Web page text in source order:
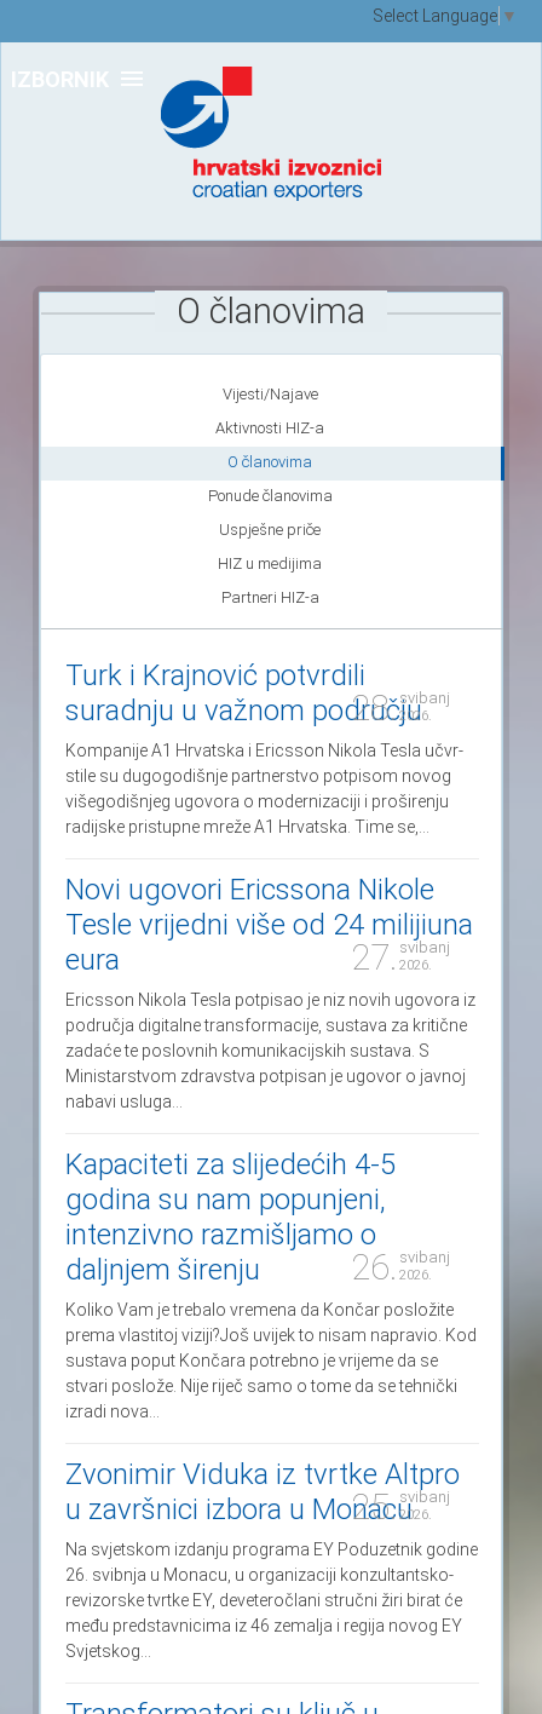
IZBORNIK
Select Language ▼
O članovima
Vijesti/Najave
Aktivnosti HIZ-a
O članovima
Ponude članovima
Uspješne priče
HIZ u medijima
Partneri HIZ-a
28.svibanj
2026.
Turk i Krajnović potvrdili
suradnju u važnom području
Kompa­nije A1 Hrvat­ska i Eric­sson Nikola Tesla učvr­
stile su dugo­go­diš­nje part­ner­stvo pot­pi­som novog
više­go­diš­njeg ugo­vora o moder­ni­za­ciji i pro­ši­re­nju
radij­ske pris­tupne mreže A1 Hrvat­ska. Time se,...
27. svibanj
2026.
Novi ugovori Ericssona Nikole
Tesle vrijedni više od 24 milijiuna
eura
Ericsson Nikola Tesla potpisao je niz novih ugovora iz
područja digitalne transformacije, sustava za kritične
zadaće te poslovnih komunikacijskih sustava. S
Ministarstvom zdravstva potpisan je ugovor o javnoj
nabavi usluga...
26. svibanj
2026.
Kapaciteti za slijedećih 4-5
godina su nam popunjeni,
intenzivno razmišljamo o
daljnjem širenju
Koliko Vam je trebalo vremena da Končar posložite
prema vlastitoj viziji?Još uvijek to nisam napravio. Kod
sustava poput Končara potrebno je vrijeme da se
stvari poslože. Nije riječ samo o tome da se tehnički
izradi nova...
25.svibanj
2026.
Zvonimir Viduka iz tvrtke Altpro
u završnici izbora u Monacu
Na svjetskom izdanju programa EY Poduzetnik godine
26. svibnja u Monacu, u organizaciji konzultantsko-
revizorske tvrtke EY, deveteročlani stručni žiri birat će
među predstavnicima iz 46 zemalja i regija novog EY
Svjetskog...